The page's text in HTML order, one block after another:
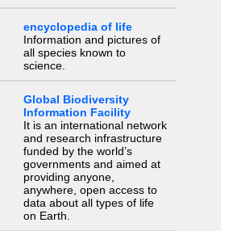
encyclopedia of life
Information and pictures of
all species known to
science.
Global Biodiversity
Information Facility
It is an international network
and research infrastructure
funded by the world’s
governments and aimed at
providing anyone,
anywhere, open access to
data about all types of life
on Earth.